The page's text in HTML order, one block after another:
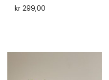
kr 299,00